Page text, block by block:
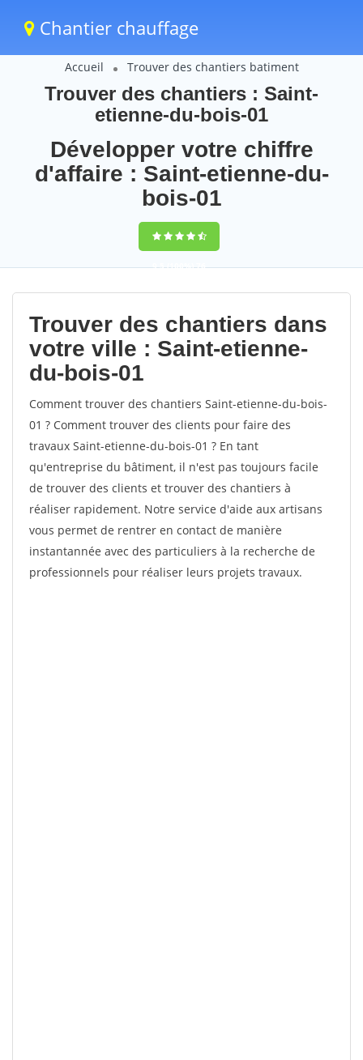
Chantier chauffage
Accueil Trouver des chantiers batiment
Trouver des chantiers : Saint-
etienne-du-bois-01
Développer votre chiffre
d'affaire : Saint-etienne-du-
bois-01
9,5(100%)76
votes
Trouver des chantiers dans
votre ville : Saint-etienne-
du-bois-01
Comment trouver des chantiers Saint-etienne-du-bois-
01 ? Comment trouver des clients pour faire des
travaux Saint-etienne-du-bois-01 ? En tant
qu'entreprise du bâtiment, il n'est pas toujours facile
de trouver des clients et trouver des chantiers à
réaliser rapidement. Notre service d'aide aux artisans
vous permet de rentrer en contact de manière
instantannée avec des particuliers à la recherche de
professionnels pour réaliser leurs projets travaux.